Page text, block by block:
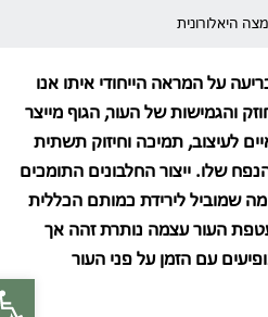
פתח
היאלורונית
על המראה הייחודי איתו אנו
והגמישות של העור, הגוף מייצר
לעיצוב, תמיכה וחיזוק תשתית
שלו. ייצור החלבונים התומכים
שמוביל לירידת כמותם הכללית
העור עצמה נותרת זהה אך
עם הזמן על פני העור